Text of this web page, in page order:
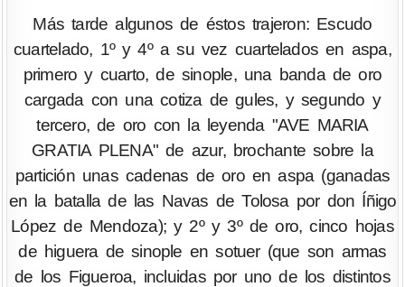
Más tarde algunos de éstos trajeron: Escudo
cuartelado, 1º y 4º a su vez cuartelados en aspa,
primero y cuarto, de sinople, una banda de oro
cargada con una cotiza de gules, y segundo y
tercero, de oro con la leyenda "AVE MARIA
GRATIA PLENA" de azur, brochante sobre la
partición unas cadenas de oro en aspa (ganadas
en la batalla de las Navas de Tolosa por don Íñigo
López de Mendoza); y 2º y 3º de oro, cinco hojas
de higuera de sinople en sotuer (que son armas
de los Figueroa, incluidas por uno de los distintos